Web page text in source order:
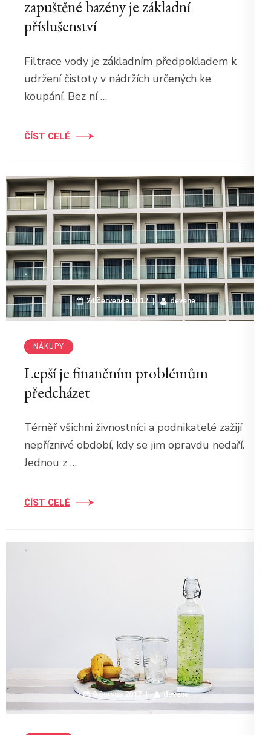
zapuštěné bazény je základní
příslušenství
Filtrace vody je základním předpokladem k
udržení čistoty v nádržích určených ke
koupání. Bez ní …
ČÍST CELÉ
24 července 2017 devene
NÁKUPY
Lepší je finančním problémům
předcházet
Téměř všichni živnostníci a podnikatelé zažijí
nepříznivé období, kdy se jim opravdu nedaří.
Jednou z …
ČÍST CELÉ
9 června 2017 devene